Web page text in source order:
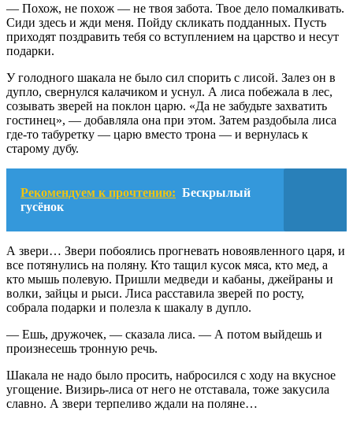
— Похож, не похож — не твоя забота. Твое дело помалкивать.
Сиди здесь и жди меня. Пойду скликать подданных. Пусть
приходят поздравить тебя со вступлением на царство и несут
подарки.
У голодного шакала не было сил спорить с лисой. Залез он в
дупло, свернулся калачиком и уснул. А лиса побежала в лес,
созывать зверей на поклон царю. «Да не забудьте захватить
гостинец», — добавляла она при этом. Затем раздобыла лиса
где-то табуретку — царю вместо трона — и вернулась к
старому дубу.
Рекомендуем к прочтению: Бескрылый
гусёнок
А звери… Звери побоялись прогневать новоявленного царя, и
все потянулись на поляну. Кто тащил кусок мяса, кто мед, а
кто мышь полевую. Пришли медведи и кабаны, джейраны и
волки, зайцы и рыси. Лиса расставила зверей по росту,
собрала подарки и полезла к шакалу в дупло.
— Ешь, дружочек, — сказала лиса. — А потом выйдешь и
произнесешь тронную речь.
Шакала не надо было просить, набросился с ходу на вкусное
угощение. Визирь-лиса от него не отставала, тоже закусила
славно. А звери терпеливо ждали на поляне…